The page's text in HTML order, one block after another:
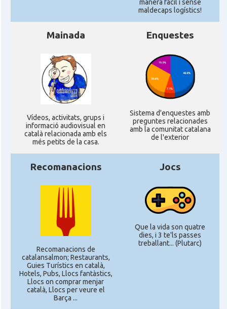
manera fàcil i sense
maldecaps logí­stics!
Mainada
Ví­deos, activitats, grups i
informació audiovisual en
català relacionada amb els
més petits de la casa.
Enquestes
Sistema d'enquestes amb
preguntes relacionades
amb la comunitat catalana
de l'exterior
Recomanacions
Recomanacions de
catalansalmon; Restaurants,
Guies Turístics en català,
Hotels, Pubs, Llocs fantàstics,
Llocs on comprar menjar
català, Llocs per veure el
Barça ...
Jocs
Que la vida son quatre
dies, i 3 te'ls passes
treballant... (Plutarc)